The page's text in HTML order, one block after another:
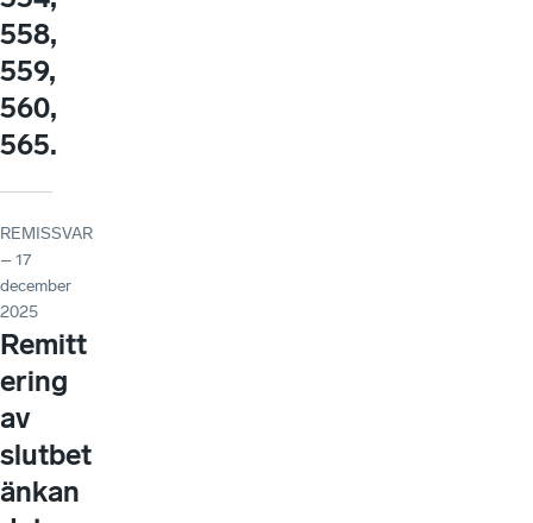
558,
559,
560,
565.
REMISSVAR
– 17
december
2025
Remitt
ering
av
slutbet
änkan